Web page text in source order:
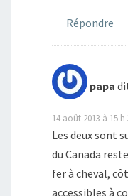
Répondre
papa
14 août 2013 à 15 h
Les deux sont
du Canada
fer à cheval,
accessibles à